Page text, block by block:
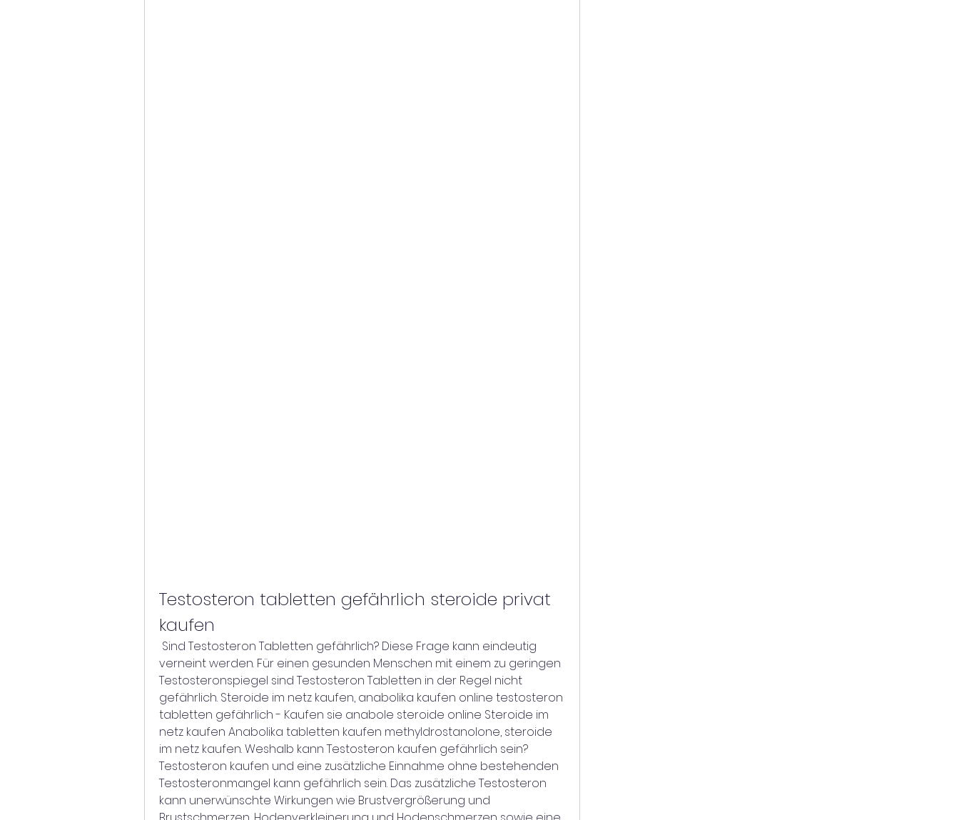
Testosteron tabletten gefährlich steroide privat
kaufen
verneint werden. Für einen gesunden Menschen mit einem zu geringen
Testosteronspiegel sind Testosteron Tabletten in der Regel nicht
gefährlich. Steroide im netz kaufen, anabolika kaufen online testosteron
tabletten gefährlich - Kaufen sie anabole steroide online Steroide im
netz kaufen Anabolika tabletten kaufen methyldrostanolone, steroide
im netz kaufen. Weshalb kann Testosteron kaufen gefährlich sein?
Testosteron kaufen und eine zusätzliche Einnahme ohne bestehenden
Testosteronmangel kann gefährlich sein. Das zusätzliche Testosteron
kann unerwünschte Wirkungen wie Brustvergrößerung und